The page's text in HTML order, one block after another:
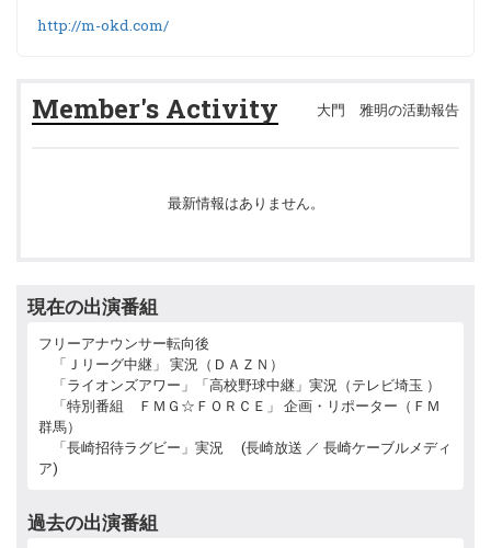
http://m-okd.com/
Member's Activity 大門 雅明の活動報告
最新情報はありません。
現在の出演番組
フリーアナウンサー転向後
「Ｊリーグ中継」 実況（ＤＡＺＮ）
「ライオンズアワー」「高校野球中継」実況（テレビ埼玉 ）
「特別番組 ＦＭＧ☆ＦＯＲＣＥ」 企画・リポーター（ＦＭ
群馬）
「長崎招待ラグビー」実況 (長崎放送 ／ 長崎ケーブルメディ
ア)
過去の出演番組